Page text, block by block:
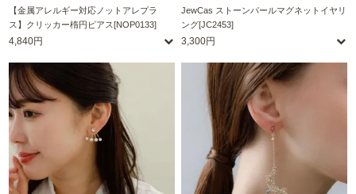
【金属アレルギー対応ノットアレプラ
ス】クリッカー楕円ピアス[NOP0133]
4,840円
JewCas ストーンパールマグネットイヤリ
ング[JC2453]
3,300円